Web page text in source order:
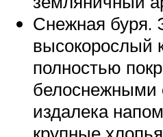
Снежная буря.
высокорослый
полностью
белоснежными
издалека